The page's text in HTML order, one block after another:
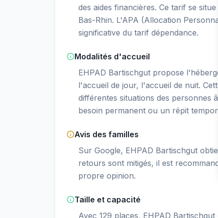
des aides financières. Ce tarif se
Bas-Rhin. L'APA (Allocation
significative du tarif dépendance.
Modalités d'accueil
EHPAD Bartischgut propose
l'accueil de jour, l'accueil de nuit.
différentes situations des personnes
besoin permanent ou un répit
Avis des familles
Sur Google, EHPAD Bartischgut
retours sont mitigés, il est
propre opinion.
Taille et capacité
Avec 129 places, EHPAD